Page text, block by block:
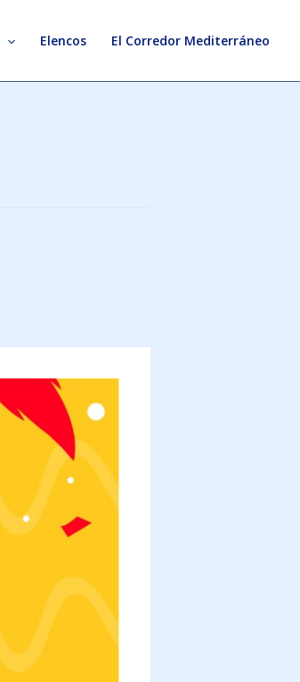
Elencos El Corredor Mediterráneo